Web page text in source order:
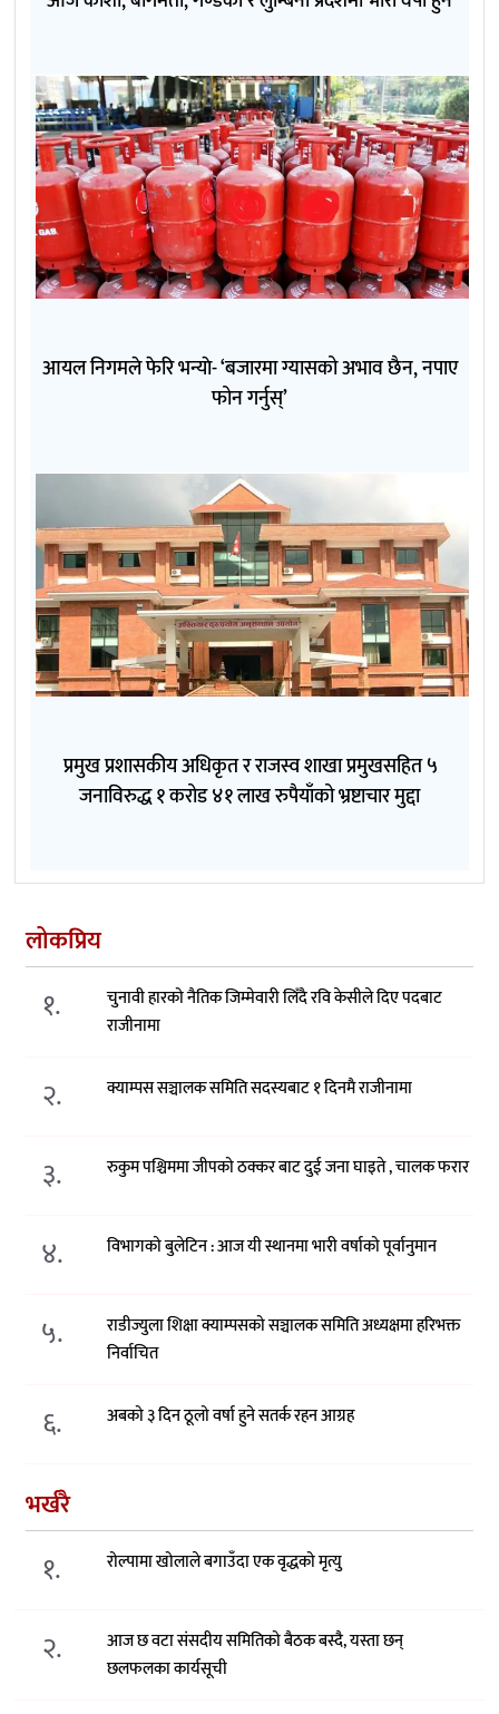
आयल निगमले फेरि भन्याे- ‘बजारमा ग्यासको अभाव छैन, नपाए
फोन गर्नुस्’
प्रमुख प्रशासकीय अधिकृत र राजस्व शाखा प्रमुखसहित ५
जनाविरुद्ध १ करोड ४१ लाख रुपैयाँको भ्रष्टाचार मुद्दा
लोकप्रिय
१.
चुनावी हारको नैतिक जिम्मेवारी लिँदै रवि केसीले दिए पदबाट
राजीनामा
२. क्याम्पस सञ्चालक समिति सदस्यबाट १ दिनमै राजीनामा
३. रुकुम पश्चिममा जीपको ठक्कर बाट दुई जना घाइते , चालक फरार
४. विभागको बुलेटिन : आज यी स्थानमा भारी वर्षाको पूर्वानुमान
५.
राडीज्युला शिक्षा क्याम्पसको सञ्चालक समिति अध्यक्षमा हरिभक्त
निर्वाचित
६. अबको ३ दिन ठूलो वर्षा हुने सतर्क रहन आग्रह
भर्खरै
१. रोल्पामा खोलाले बगाउँदा एक वृद्धको मृत्यु
२.
आज छ वटा संसदीय समितिको बैठक बस्दै, यस्ता छन्
छलफलका कार्यसूची